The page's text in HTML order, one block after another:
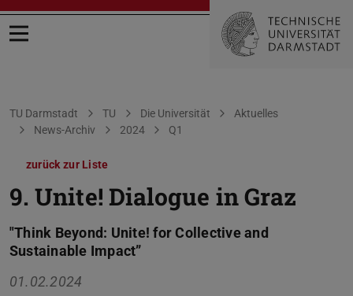
Menü öffnen
Sie befinden sich hier:
TU Darmstadt TU Die Universität
Aktuelles
News-Archiv
2024 Q1
zurück zur Liste
9. Unite! Dialogue in Graz
"Think Beyond: Unite! for Collective and
Sustainable Impact”
01.02.2024